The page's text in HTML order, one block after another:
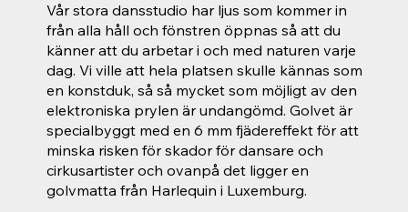
Vår stora dansstudio har ljus som kommer in
från alla håll och fönstren öppnas så att du
känner att du arbetar i och med naturen varje
dag. Vi ville att hela platsen skulle kännas som
en konstduk, så så mycket som möjligt av den
elektroniska prylen är undangömd. Golvet är
specialbyggt med en 6 mm fjädereffekt för att
minska risken för skador för dansare och
cirkusartister och ovanpå det ligger en
golvmatta från Harlequin i Luxemburg.